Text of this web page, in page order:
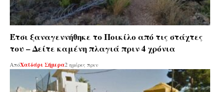
Έτσι ξαναγεννήθηκε το Ποικίλο από τις στάχτες
του – Δείτε καμένη πλαγιά πριν 4 χρόνια
ΑπόΧαϊδάρι Σήμερα2 ημέρες πριν